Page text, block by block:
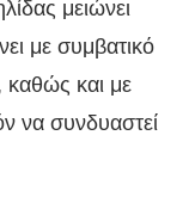
μειώνει
με συμβατικό
καθώς και με
να συνδυαστεί